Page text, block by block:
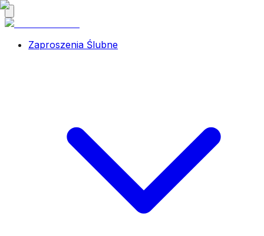
Zaproszenia Ślubne